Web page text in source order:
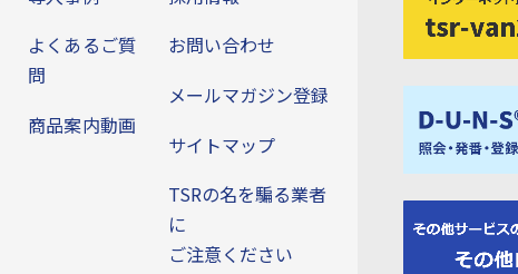
よくあるご質
問
商品案内動画
お問い合わせ
メールマガジン登録
サイトマップ
TSRの名を騙る業者
に
ご注意ください